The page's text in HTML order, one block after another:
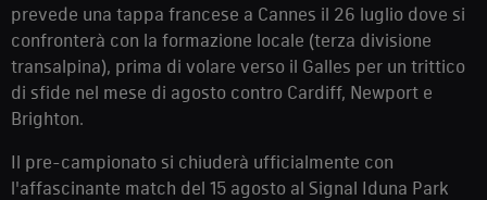
prevede una tappa francese a Cannes il 26 luglio dove si
confronterà con la formazione locale (terza divisione
transalpina), prima di volare verso il Galles per un trittico
di sfide nel mese di agosto contro Cardiff, Newport e
Brighton.
Il pre-campionato si chiuderà ufficialmente con
l'affascinante match del 15 agosto al Signal Iduna Park